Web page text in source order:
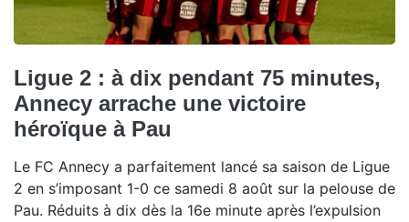
Ligue 2 : à dix pendant 75 minutes,
Annecy arrache une victoire
héroïque à Pau
Le FC Annecy a parfaitement lancé sa saison de Ligue
2 en s’imposant 1-0 ce samedi 8 août sur la pelouse de
Pau. Réduits à dix dès la 16e minute après l’expulsion